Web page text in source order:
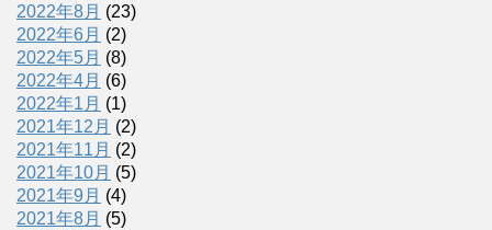
2022年8月 (23)
2022年6月 (2)
2022年5月 (8)
2022年4月 (6)
2022年1月 (1)
2021年12月 (2)
2021年11月 (2)
2021年10月 (5)
2021年9月 (4)
2021年8月 (5)